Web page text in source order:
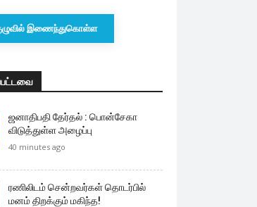
இணைந்துகொள்ள
ஜனாதிபதி தேர்தல் : பொன்சேகா
விடுத்துள்ள அழைப்பு
40 minutes ago
ரணிலிடம் சென்றவர்கள் தொடர்பில்
மனம் திறக்கும் மகிந்த!